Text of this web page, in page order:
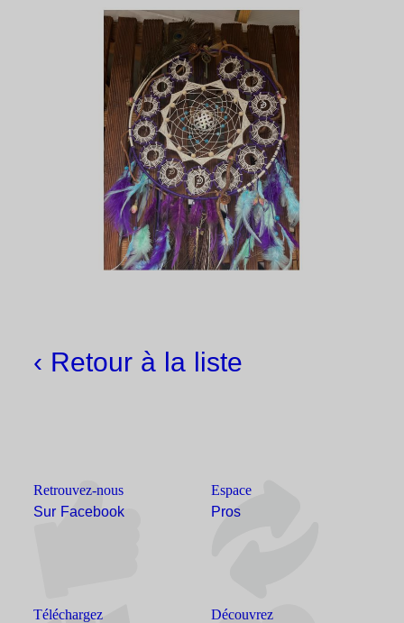
‹ Retour à la liste
Retrouvez-nous
Sur Facebook
Espace
Pros
Téléchargez
Découvrez